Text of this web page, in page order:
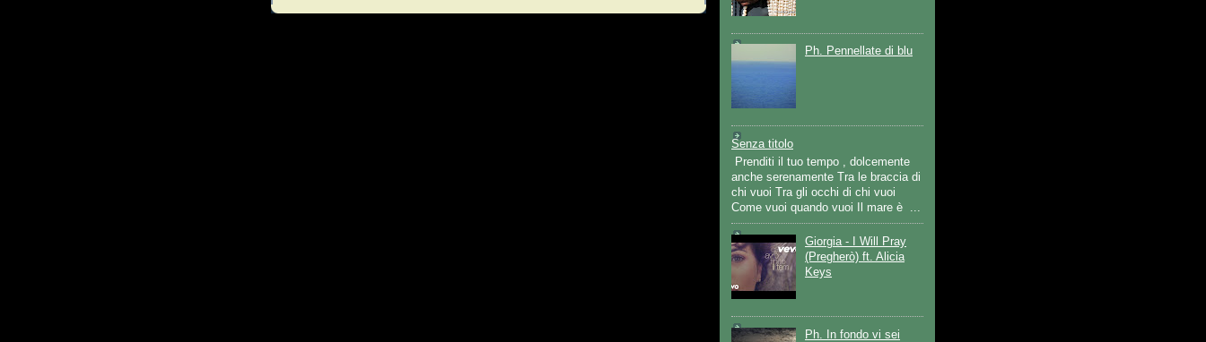
Ph. Pennellate di blu
Senza titolo
Prenditi il tuo tempo , dolcemente
anche serenamente Tra le braccia di
chi vuoi Tra gli occhi di chi vuoi
Come vuoi quando vuoi Il mare è ...
Giorgia - I Will Pray
(Pregherò) ft. Alicia
Keys
Ph. In fondo vi sei